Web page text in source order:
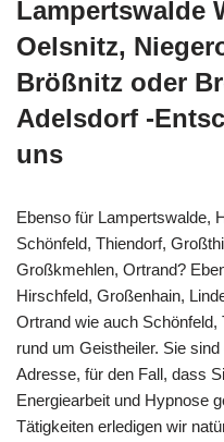
Lampertswalde
Oelsnitz,
Brößnitz oder
Adelsdorf -
uns
Ebenso für Lampertswalde,
Schönfeld, Thiendorf,
Großkmehlen, Ortrand?
Hirschfeld, Großenhain,
Ortrand wie auch
rund um Geistheiler. Sie
Adresse, für den Fall, dass
Energiearbeit und Hypnose
Tätigkeiten erledigen wir